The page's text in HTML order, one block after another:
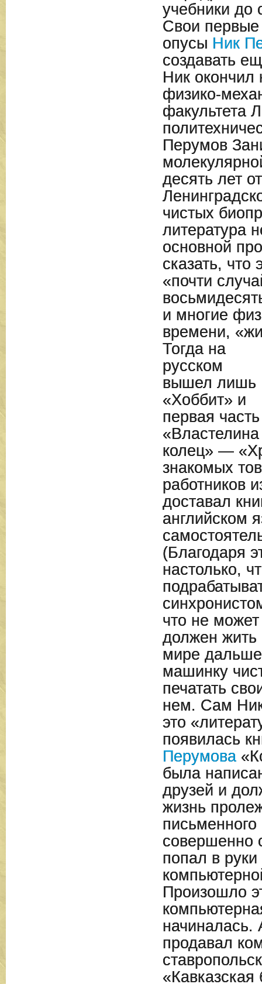
учебники до
Свои первые
опусы Ник
создавать
Ник окончил
физико-
факультета
Перумов
десять лет
чистых
литература
основной
сказать, что
«почти
и многие
времени,
Тогда на
русском
вышел лишь
«Хоббит» и
первая часть
«Властелина
колец» —
знакомых
работников
доставал
английском
(Благодаря
настолько,
что не
должен жить
мире
машинку
печатать
нем. Сам
это
появилась
Перумова
была
друзей и
жизнь
совершенно
попал в руки
Произошло
начиналась.
продавал
«Кавказская